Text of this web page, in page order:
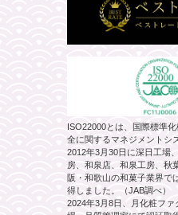
ISO22000とは、国際標準
全に関するマネジメントシ
2012年3月30日に深日工場
房、和泉店、和泉工房、秋
阪・和歌山の和菓子業界で
得しました。（JAB調べ）
2024年3月8日、月化粧フ